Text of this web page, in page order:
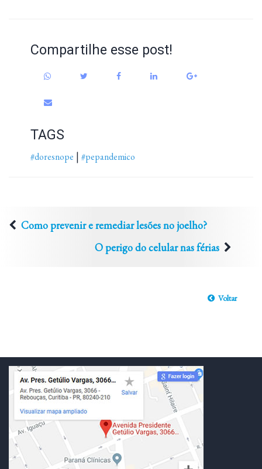
Compartilhe esse post!
TAGS
#doresnope |#pepandemico
Como prevenir e remediar lesões no joelho?
O perigo do celular nas férias
Voltar